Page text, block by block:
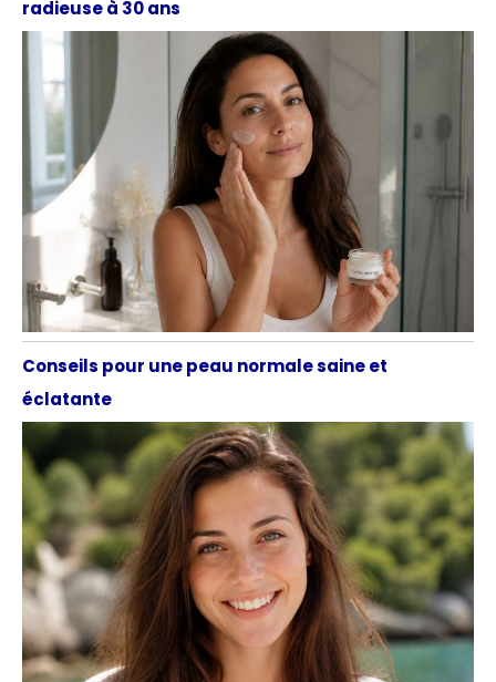
radieuse à 30 ans
Conseils pour une peau normale saine et
éclatante